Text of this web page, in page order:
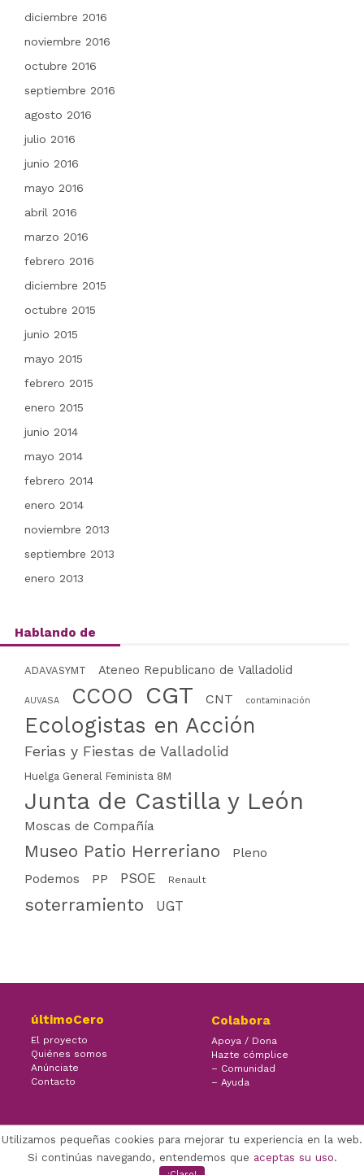
diciembre 2016
noviembre 2016
octubre 2016
septiembre 2016
agosto 2016
julio 2016
junio 2016
mayo 2016
abril 2016
marzo 2016
febrero 2016
diciembre 2015
octubre 2015
junio 2015
mayo 2015
febrero 2015
enero 2015
junio 2014
mayo 2014
febrero 2014
enero 2014
noviembre 2013
septiembre 2013
enero 2013
Hablando de
ADAVASYMT Ateneo Republicano de Valladolid
AUVASA CCOO CGT CNT contaminación
Ecologistas en Acción
Ferias y Fiestas de Valladolid
Huelga General Feminista 8M
Junta de Castilla y León
Moscas de Compañía
Museo Patio Herreriano
Pleno
Podemos
PP PSOE Renault
soterramiento UGT
últimoCero
El proyecto
Quiénes somos
Anúnciate
Contacto
Colabora
Apoya / Dona
Hazte cómplice
– Comunidad
– Ayuda
Facebook Twitter Youtube
(CC) ÚLTIMOCERO | 2022
Utilizamos pequeñas cookies para mejorar tu experiencia en la web.
Si continúas navegando, entendemos que aceptas su uso.